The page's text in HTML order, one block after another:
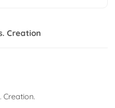
Creation
Creation.